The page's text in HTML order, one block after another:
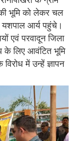
की भूमि को लेकर चल
यशपाल आर्य पहुंचे।
एवं परवादून जिला
के लिए आवंटित भूमि
में उन्हें ज्ञापन